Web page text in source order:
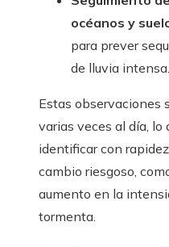
océanos y
para prever
de lluvia intensa.
Estas observaciones
varias veces al día, lo
identificar con
cambio riesgoso,
aumento en la
tormenta.